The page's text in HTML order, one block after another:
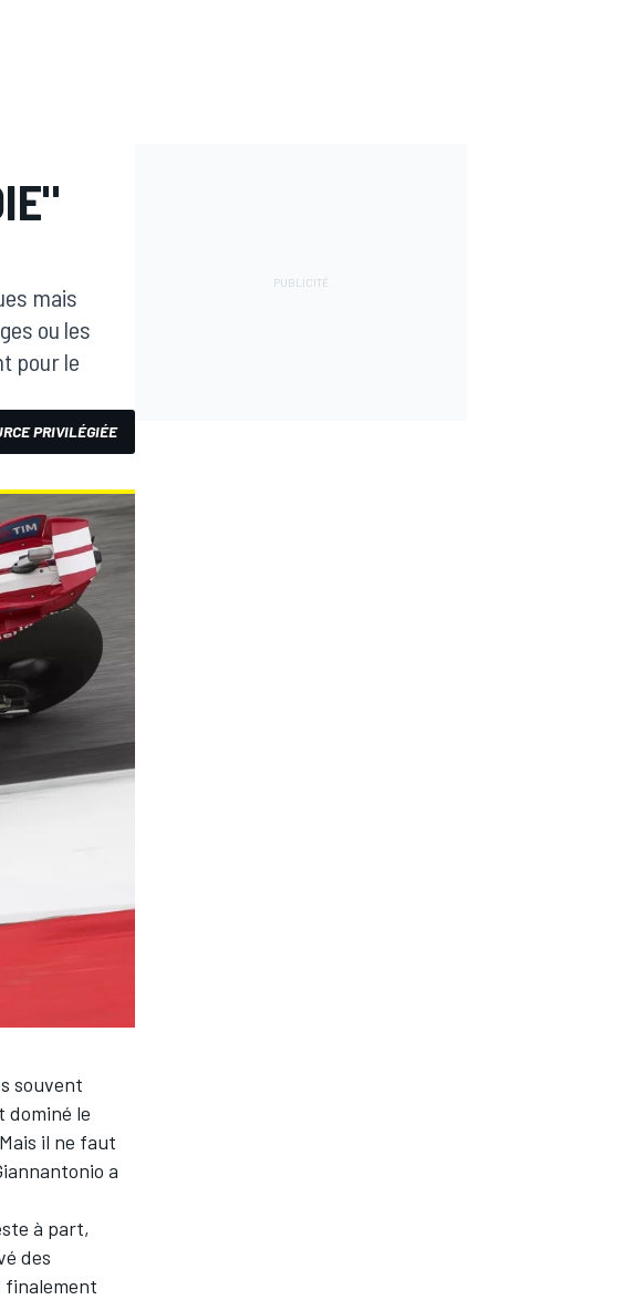
mais
ou les
pour le
PRIVILÉGIÉE
souvent
dominé le
il ne faut
a
à part,
des
finalement